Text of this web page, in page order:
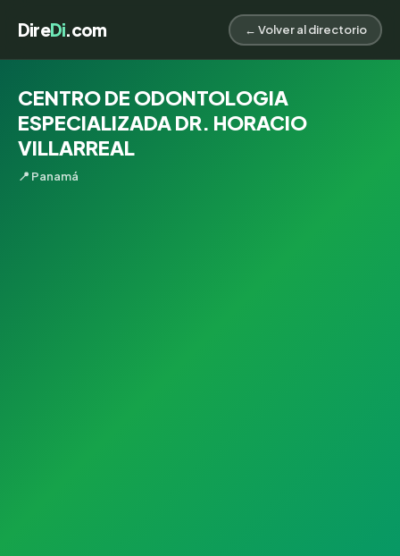
DireDi.com ← Volver al directorio
CENTRO DE ODONTOLOGIA
ESPECIALIZADA DR. HORACIO
VILLARREAL
📍 Panamá